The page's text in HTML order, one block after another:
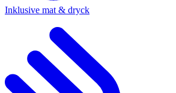
Inklusive mat & dryck